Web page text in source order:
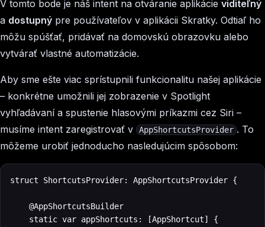
V tomto bode je náš intent na otváranie aplikácie viditeľný
a dostupný pre používateľov v aplikácii Skratky. Odtiaľ ho
môžu spúšťať, pridávať na domovskú obrazovku alebo
vytvárať vlastné automatizácie.
Aby sme ešte viac sprístupnili funkcionalitu našej aplikácie
– konkrétne umožnili jej zobrazenie v Spotlight
vyhľadávaní a spustenie hlasovými príkazmi cez Siri –
musíme intent zaregistrovať v
AppShortcutsProvider . To
môžeme urobiť jednoducho nasledujúcim spôsobom:
struct ShortcutsProvider: AppShortcutsProvider {
    @AppShortcutsBuilder
    static var appShortcuts: [AppShortcut] {